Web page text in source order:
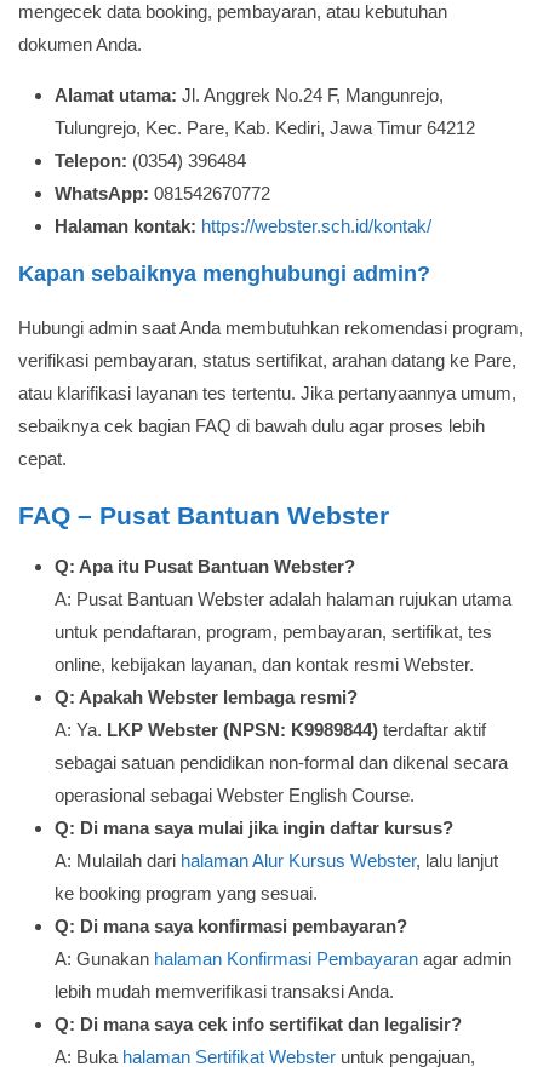
mengecek data booking, pembayaran, atau kebutuhan
dokumen Anda.
Alamat utama: Jl. Anggrek No.24 F, Mangunrejo,
Tulungrejo, Kec. Pare, Kab. Kediri, Jawa Timur 64212
Telepon: (0354) 396484
WhatsApp: 081542670772
Halaman kontak: https://webster.sch.id/kontak/
Kapan sebaiknya menghubungi admin?
Hubungi admin saat Anda membutuhkan rekomendasi program,
verifikasi pembayaran, status sertifikat, arahan datang ke Pare,
atau klarifikasi layanan tes tertentu. Jika pertanyaannya umum,
sebaiknya cek bagian FAQ di bawah dulu agar proses lebih
cepat.
FAQ – Pusat Bantuan Webster
Q: Apa itu Pusat Bantuan Webster?
A: Pusat Bantuan Webster adalah halaman rujukan utama
untuk pendaftaran, program, pembayaran, sertifikat, tes
online, kebijakan layanan, dan kontak resmi Webster.
Q: Apakah Webster lembaga resmi?
A: Ya. LKP Webster (NPSN: K9989844) terdaftar aktif
sebagai satuan pendidikan non-formal dan dikenal secara
operasional sebagai Webster English Course.
Q: Di mana saya mulai jika ingin daftar kursus?
A: Mulailah dari halaman Alur Kursus Webster, lalu lanjut
ke booking program yang sesuai.
Q: Di mana saya konfirmasi pembayaran?
A: Gunakan halaman Konfirmasi Pembayaran agar admin
lebih mudah memverifikasi transaksi Anda.
Q: Di mana saya cek info sertifikat dan legalisir?
A: Buka halaman Sertifikat Webster untuk pengajuan,